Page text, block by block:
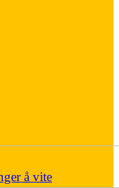
å vite